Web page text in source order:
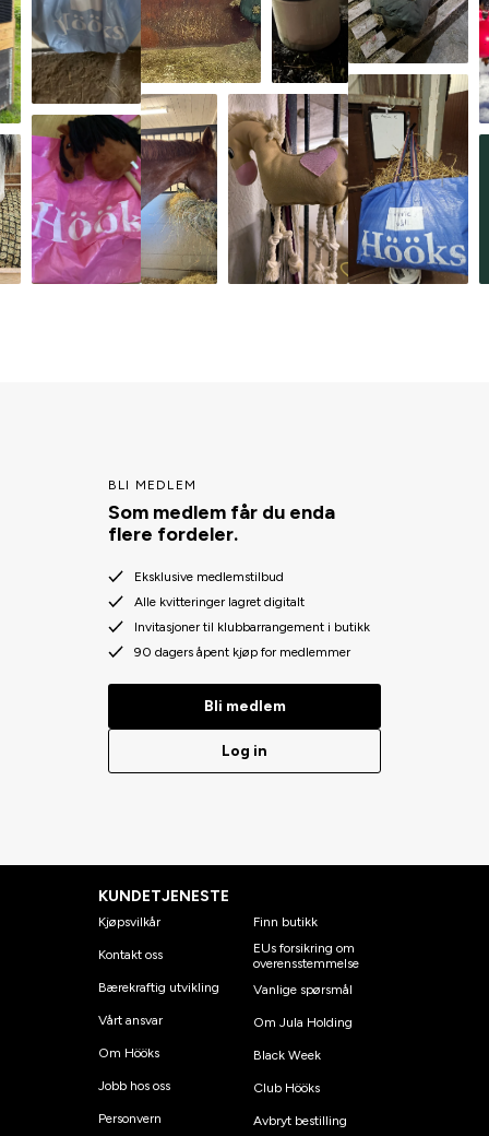
BLI MEDLEM
Som medlem får du enda
flere fordeler.
Eksklusive medlemstilbud
Alle kvitteringer lagret digitalt
Invitasjoner til klubbarrangement i butikk
90 dagers åpent kjøp for medlemmer
Bli medlem
Log in
KUNDETJENESTE
Kjøpsvilkår
Kontakt oss
Bærekraftig utvikling
Vårt ansvar
Om Hööks
Jobb hos oss
Personvern
Finn butikk
EUs forsikring om
overensstemmelse
Vanlige spørsmål
Om Jula Holding
Black Week
Club Hööks
Avbryt bestilling